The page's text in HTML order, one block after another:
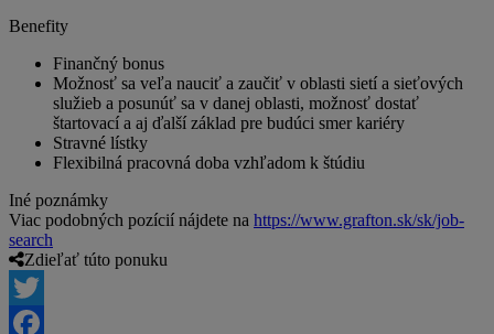
Benefity
Finančný bonus
Možnosť sa veľa nauciť a zaučiť v oblasti sietí a sieťových
služieb a posunúť sa v danej oblasti, možnosť dostať
štartovací a aj ďalší základ pre budúci smer kariéry
Stravné lístky
Flexibilná pracovná doba vzhľadom k štúdiu
Iné poznámky
Viac podobných pozícií nájdete na https://www.grafton.sk/sk/job-
search
Zdieľať túto ponuku
Twitter